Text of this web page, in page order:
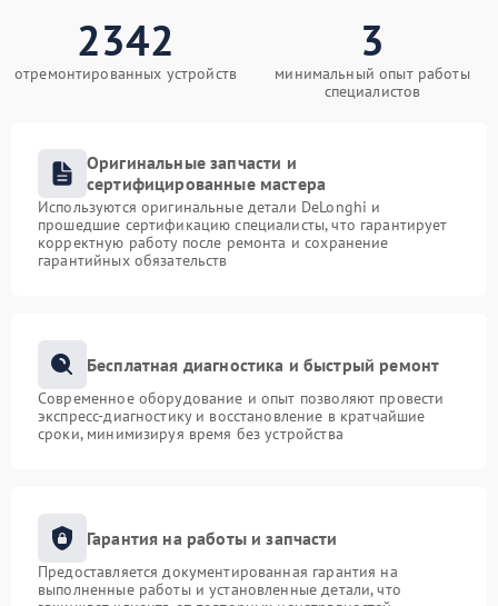
2342
отремонтированных устройств
3
минимальный опыт работы
специалистов
Оригинальные запчасти и
сертифицированные мастера
Используются оригинальные детали DeLonghi и
прошедшие сертификацию специалисты, что гарантирует
корректную работу после ремонта и сохранение
гарантийных обязательств
Бесплатная диагностика и быстрый ремонт
Современное оборудование и опыт позволяют провести
экспресс-диагностику и восстановление в кратчайшие
сроки, минимизируя время без устройства
Гарантия на работы и запчасти
Предоставляется документированная гарантия на
выполненные работы и установленные детали, что